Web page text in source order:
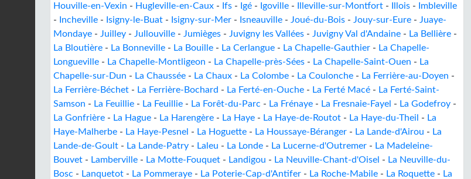
Houville-en-Vexin - Hugleville-en-Caux - Ifs - Igé - Igoville - Illeville-sur-Montfort - Illois -
Imbleville
-
Incheville - Isigny-le-Buat - Isigny-sur-Mer - Isneauville - Joué-du-Bois - Jouy-sur-Eure - Juaye-
Mondaye - Juilley - Jullouville - Jumièges - Juvigny les Vallées - Juvigny Val d'Andaine - La Bellière -
La Bloutière - La Bonneville - La Bouille - La Cerlangue - La Chapelle-Gauthier - La Chapelle-
Longueville - La Chapelle-Montligeon - La Chapelle-près-Sées - La Chapelle-Saint-Ouen - La
Chapelle-sur-Dun - La Chaussée - La Chaux - La Colombe - La Coulonche - La Ferrière-au-Doyen -
La Ferrière-Béchet - La Ferrière-Bochard - La Ferté-en-Ouche - La Ferté Macé - La Ferté-Saint-
Samson - La Feuillie - La Feuillie - La Forêt-du-Parc - La Frénaye - La Fresnaie-Fayel - La Godefroy -
La Gonfrière - La Hague - La Harengère - La Haye - La Haye-de-Routot - La Haye-du-Theil - La
Haye-Malherbe - La Haye-Pesnel - La Hoguette - La Houssaye-Béranger - La Lande-d'Airou - La
Lande-de-Goult - La Lande-Patry - Laleu - La Londe - La Lucerne-d'Outremer - La Madeleine-
Bouvet - Lamberville - La Motte-Fouquet - Landigou - La Neuville-Chant-d'Oisel - La Neuville-du-
Bosc - Lanquetot - La Pommeraye - La Poterie-Cap-d'Antifer - La Roche-Mabile - La Roquette - La